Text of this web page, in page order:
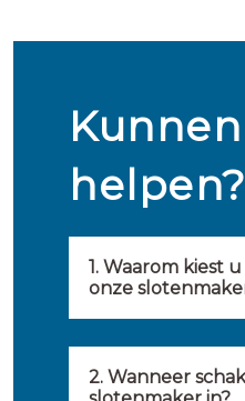
helpen?
1. Waarom kiest
onze
geselecteerd
2. Wanneer